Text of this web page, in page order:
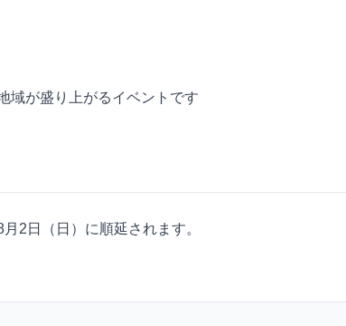
域が盛り上がるイベントです
2日（日）に順延されます。